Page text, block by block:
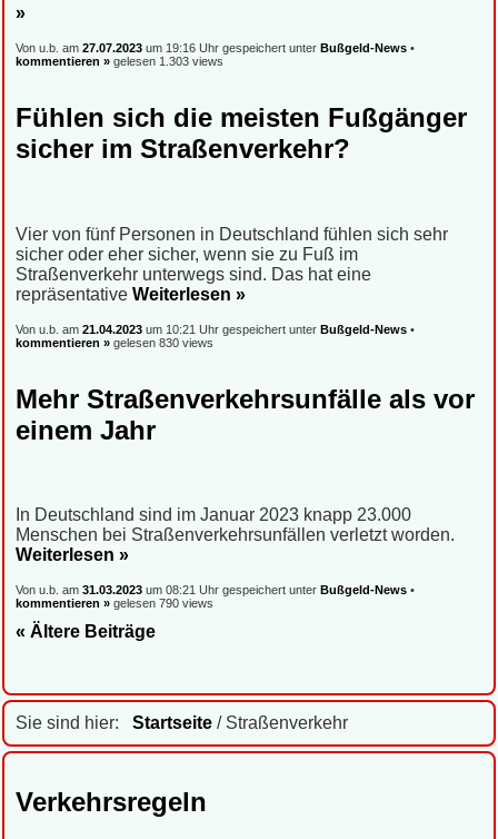
Sie sind hier: Startseite / Straßenverkehr
Verkehrsregeln
»
Von u.b. am 27.07.2023 um 19:16 Uhr gespeichert unter Bußgeld-News •
kommentieren » gelesen 1.303 views
Fühlen sich die meisten Fußgänger
sicher im Straßenverkehr?
Vier von fünf Personen in Deutschland fühlen sich sehr
sicher oder eher sicher, wenn sie zu Fuß im
Straßenverkehr unterwegs sind. Das hat eine
repräsentative Weiterlesen »
Von u.b. am 21.04.2023 um 10:21 Uhr gespeichert unter Bußgeld-News •
kommentieren » gelesen 830 views
Mehr Straßenverkehrsunfälle als vor
einem Jahr
In Deutschland sind im Januar 2023 knapp 23.000
Menschen bei Straßenverkehrsunfällen verletzt worden.
Weiterlesen »
Von u.b. am 31.03.2023 um 08:21 Uhr gespeichert unter Bußgeld-News •
kommentieren » gelesen 790 views
« Ältere Beiträge